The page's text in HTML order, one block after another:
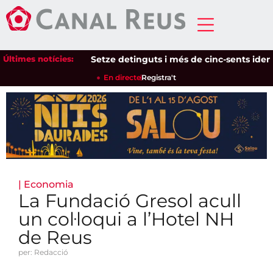
Últimes notícies:Setze detinguts i més de cinc-sents
En directeRegistra't
| Economia
La Fundació Gresol acull
un col·loqui a l’Hotel NH
de Reus
per: Redacció